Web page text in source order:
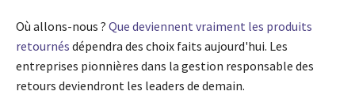
Où allons-nous ? Que deviennent vraiment les produits
retournés dépendra des choix faits aujourd'hui. Les
entreprises pionnières dans la gestion responsable des
retours deviendront les leaders de demain.